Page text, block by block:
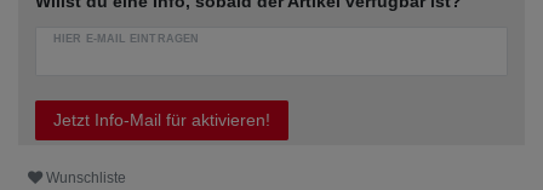
HIER E-MAIL EINTRAGEN
Jetzt Info-Mail für aktivieren!
Wunschliste